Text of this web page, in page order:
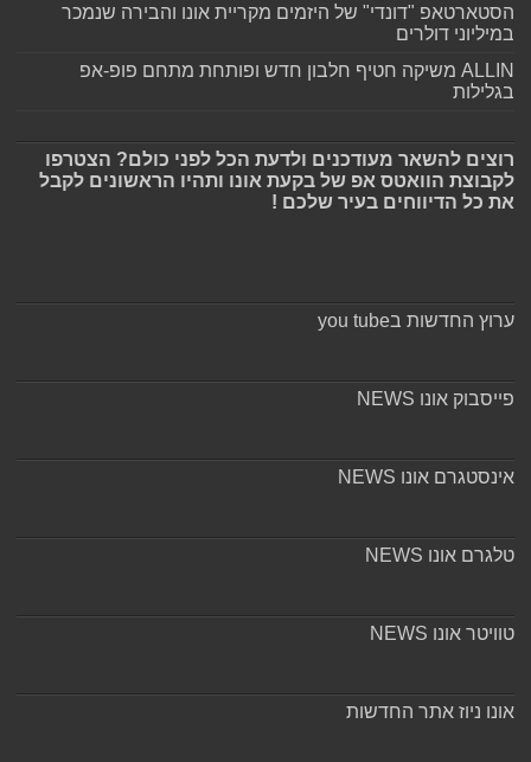
הסטארטאפ "דונדי" של היזמים מקריית אונו והבירה שנמכר
במיליוני דולרים
ALLIN משיקה חטיף חלבון חדש ופותחת מתחם פופ-אפ
בגלילות
רוצים להשאר מעודכנים ולדעת הכל לפני כולם? הצטרפו
לקבוצת הוואטס אפ של בקעת אונו ותהיו הראשונים לקבל
את כל הדיווחים בעיר שלכם !
ערוץ החדשות בyou tube
פייסבוק אונו NEWS
אינסטגרם אונו NEWS
טלגרם אונו NEWS
טוויטר אונו NEWS
אונו ניוז אתר החדשות